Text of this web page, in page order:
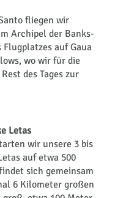
fliegen wir
Archipel der Banks-
auf Gaua
wo wir für die
des Tages zur
Letas
wir unsere 3 bis
auf etwa 500
sich gemeinsam
6 Kilometer großen